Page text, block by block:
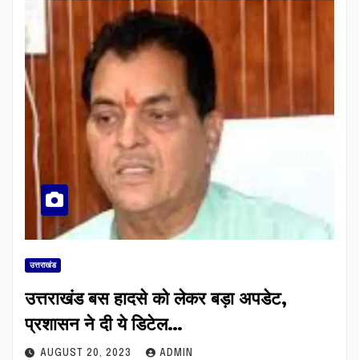
उत्तराखंड
उत्तराखंड बस हादसे को लेकर बड़ा अपडेट,
प्रशासन ने दी ये डिटेल…
AUGUST 20, 2023 ADMIN